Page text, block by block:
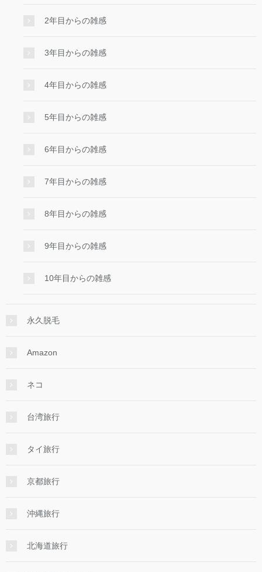
2年目からの雑感
3年目からの雑感
4年目からの雑感
5年目からの雑感
6年目からの雑感
7年目からの雑感
8年目からの雑感
9年目からの雑感
10年目からの雑感
永久脱毛
Amazon
ネコ
台湾旅行
タイ旅行
京都旅行
沖縄旅行
北海道旅行